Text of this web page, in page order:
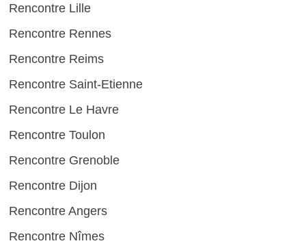
Rencontre Lille
Rencontre Rennes
Rencontre Reims
Rencontre Saint-Etienne
Rencontre Le Havre
Rencontre Toulon
Rencontre Grenoble
Rencontre Dijon
Rencontre Angers
Rencontre Nîmes